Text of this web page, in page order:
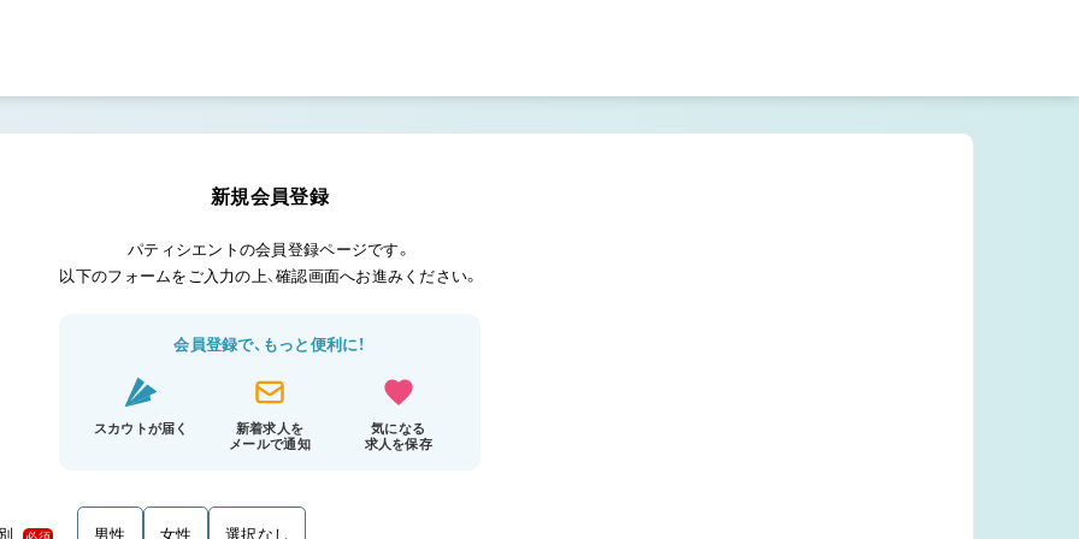
新規会員登録
パティシエントの会員登録ページです。
以下のフォームをご入力の上、確認画面へお進みください。
会員登録で、もっと便利に！
スカウトが届く
新着求人を
メールで通知
気になる
求人を保存
必須 男性 女性 選択なし